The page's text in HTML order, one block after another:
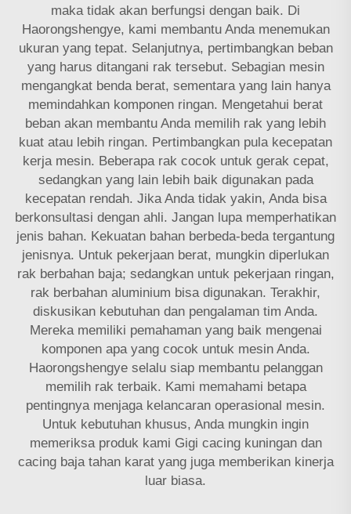
maka tidak akan berfungsi dengan baik. Di
Haorongshengye, kami membantu Anda menemukan
ukuran yang tepat. Selanjutnya, pertimbangkan beban
yang harus ditangani rak tersebut. Sebagian mesin
mengangkat benda berat, sementara yang lain hanya
memindahkan komponen ringan. Mengetahui berat
beban akan membantu Anda memilih rak yang lebih
kuat atau lebih ringan. Pertimbangkan pula kecepatan
kerja mesin. Beberapa rak cocok untuk gerak cepat,
sedangkan yang lain lebih baik digunakan pada
kecepatan rendah. Jika Anda tidak yakin, Anda bisa
berkonsultasi dengan ahli. Jangan lupa memperhatikan
jenis bahan. Kekuatan bahan berbeda-beda tergantung
jenisnya. Untuk pekerjaan berat, mungkin diperlukan
rak berbahan baja; sedangkan untuk pekerjaan ringan,
rak berbahan aluminium bisa digunakan. Terakhir,
diskusikan kebutuhan dan pengalaman tim Anda.
Mereka memiliki pemahaman yang baik mengenai
komponen apa yang cocok untuk mesin Anda.
Haorongshengye selalu siap membantu pelanggan
memilih rak terbaik. Kami memahami betapa
pentingnya menjaga kelancaran operasional mesin.
Untuk kebutuhan khusus, Anda mungkin ingin
memeriksa produk kami Gigi cacing kuningan dan
cacing baja tahan karat yang juga memberikan kinerja
luar biasa.